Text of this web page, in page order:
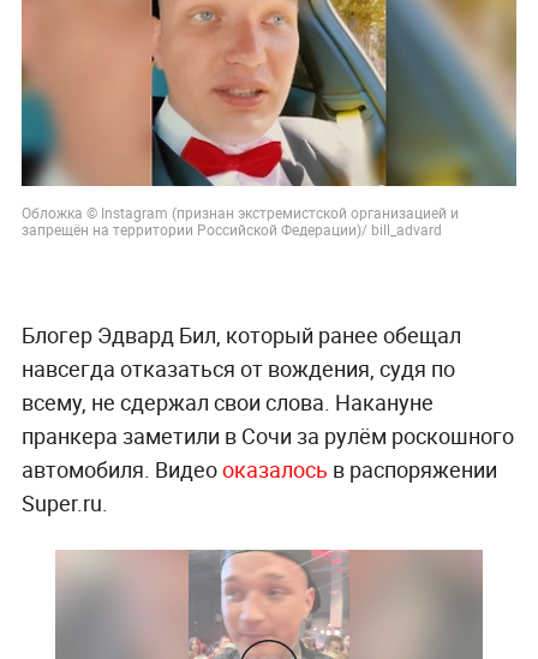
Обложка © Instagram (признан экстремистской организацией и
запрещён на территории Российской Федерации)/ bill_advard
Блогер Эдвард Бил, который ранее обещал
навсегда отказаться от вождения, судя по
всему, не сдержал свои слова. Накануне
пранкера заметили в Сочи за рулём роскошного
автомобиля. Видеооказалось в распоряжении
Super.ru.